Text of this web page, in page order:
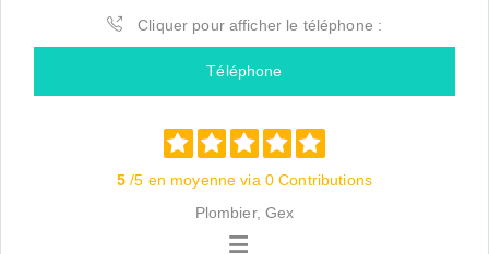
Cliquer pour afficher le téléphone :
Téléphone
5 /5 en moyenne via 0 Contributions
Plombier, Gex